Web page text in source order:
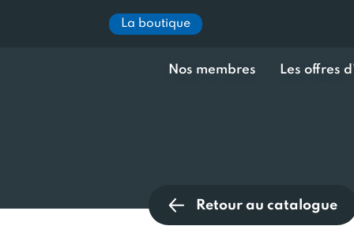
La boutique
Nos membres Les offres
Retour au catalogue